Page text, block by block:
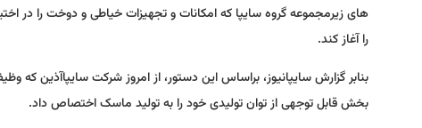
های زیرمجموعه گروه سایپا که امکانات و تجهیزات خیاطی و دوخت را در
را آغاز کند.
بنابر گزارش سایپانیوز، براساس این دستور، از امروز شرکت سایپاآذین که
بخش قابل توجهی از توان تولیدی خود را به تولید ماسک اختصاص داد.